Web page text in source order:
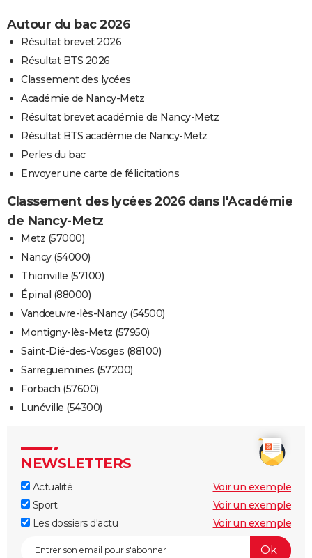
Autour du bac 2026
Résultat brevet 2026
Résultat BTS 2026
Classement des lycées
Académie de Nancy-Metz
Résultat brevet académie de Nancy-Metz
Résultat BTS académie de Nancy-Metz
Perles du bac
Envoyer une carte de félicitations
Classement des lycées 2026 dans l'Académie
de Nancy-Metz
Metz (57000)
Nancy (54000)
Thionville (57100)
Épinal (88000)
Vandœuvre-lès-Nancy (54500)
Montigny-lès-Metz (57950)
Saint-Dié-des-Vosges (88100)
Sarreguemines (57200)
Forbach (57600)
Lunéville (54300)
NEWSLETTERS
Actualité
Voir un exemple
Sport
Voir un exemple
Les dossiers d'actu
Voir un exemple